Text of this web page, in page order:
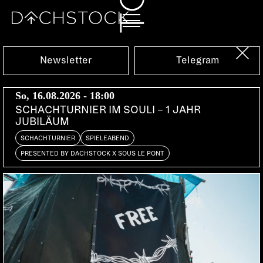
Sa, 12.12.2009
TIGHT FINKS Thun | Subversiv Records
Newsletter Telegram
So, 16.08.2026 - 18:00
SCHACHTURNIER IM SOULI – 1 JAHR
JUBILÄUM
SCHACHTURNIER SPIELEABEND
PRESENTED BY DACHSTOCK X SOUS LE PONT